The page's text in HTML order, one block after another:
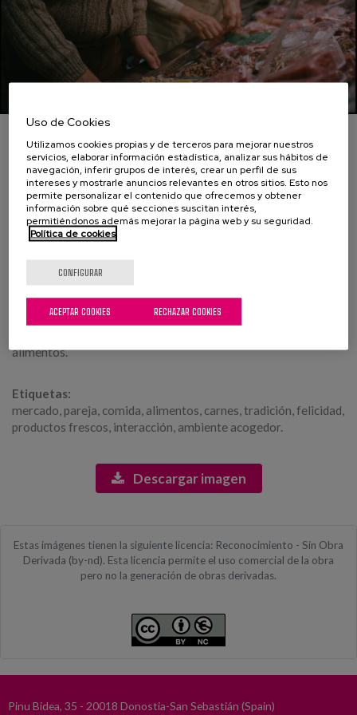
mercado de alimentos, típicamente español. Ambos están de
pie frente a un mostrador repleto de diversos tipos de carne y
embutidos. El hombre, con cabello canoso y un suéter de lana,
inclina la cabeza mientras sonríe, mostrando una expresión de
interés hacia lo que están viendo. La mujer, que lleva un suéter
claro, también sonríe mientras examina detenidamente los
iluminación suave que resalta la frescura de los productos. En
el fondo, se pueden ver estantes con botellas y otros
alimentos, lo que sugiere que el lugar es un mercado
tradicional. La interacción entre ambos sugiere un momento
alimentos.
Etiquetas:
mercado, pareja, comida, alimentos, carnes, tradición, felicidad,
productos frescos, interacción, ambiente acogedor.
Descargar imagen
Estas imágenes tienen la siguiente licencia: Reconocimiento - Sin Obra
Derivada (by-nd). Esta licencia permite el uso comercial de la obra
pero no la generación de obras derivadas.
Pinu Bidea, 35 - 20018 Donostia-San Sebastián (Spain)
Uso de Cookies
Utilizamos cookies propias y de terceros para mejorar nuestros
servicios, elaborar información estadística, analizar sus hábitos de
navegación, inferir grupos de interés, crear un perfil de sus
intereses y mostrarle anuncios relevantes en otros sitios. Esto nos
permite personalizar el contenido que ofrecemos y obtener
información sobre qué secciones suscitan interés,
permitiéndonos además mejorar la página web y su seguridad.
Política de cookies
CONFIGURAR
RECHAZAR COOKIES
ACEPTAR COOKIES